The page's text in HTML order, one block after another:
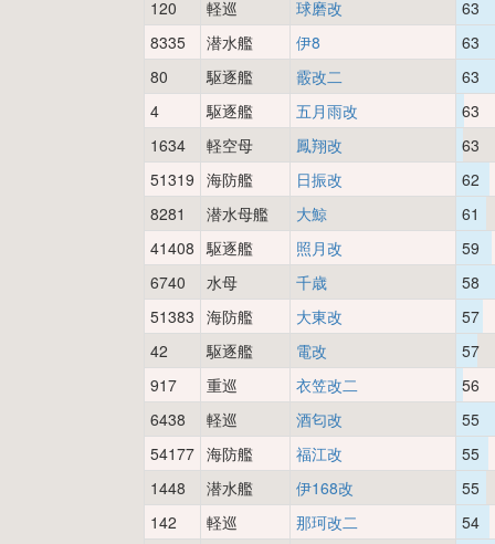
120 軽巡 球磨改
63
8335
潜水艦 伊8
63
80
駆逐艦 霰改二
63
4
駆逐艦 五月雨改
63
1634
軽空母 鳳翔改
63
51319 海防艦 日振改
62
8281
潜水母艦 大鯨
61
41408 駆逐艦 照月改
59
6740
水母 千歳
58
51383 海防艦 大東改
57
42
駆逐艦 電改
57
917
重巡 衣笠改二
56
6438
軽巡 酒匂改
55
54177 海防艦 福江改
55
1448
潜水艦 伊168改
55
142
軽巡 那珂改二
54